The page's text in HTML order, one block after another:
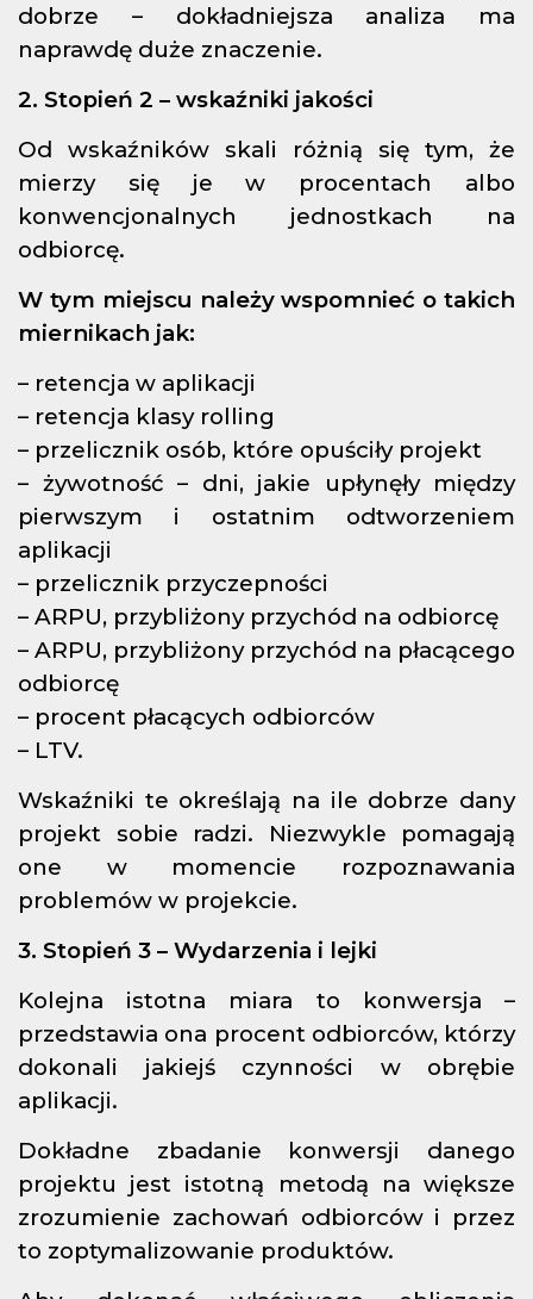
dobrze – dokładniejsza analiza ma
naprawdę duże znaczenie.
2. Stopień 2 – wskaźniki jakości
Od wskaźników skali różnią się tym, że
mierzy się je w procentach albo
konwencjonalnych jednostkach na
odbiorcę.
W tym miejscu należy wspomnieć o takich
miernikach jak:
– retencja w aplikacji
– retencja klasy rolling
– przelicznik osób, które opuściły projekt
– żywotność – dni, jakie upłynęły między
pierwszym i ostatnim odtworzeniem
aplikacji
– przelicznik przyczepności
– ARPU, przybliżony przychód na odbiorcę
– ARPU, przybliżony przychód na płacącego
odbiorcę
– procent płacących odbiorców
– LTV.
Wskaźniki te określają na ile dobrze dany
projekt sobie radzi. Niezwykle pomagają
one w momencie rozpoznawania
problemów w projekcie.
3. Stopień 3 – Wydarzenia i lejki
Kolejna istotna miara to konwersja –
przedstawia ona procent odbiorców, którzy
dokonali jakiejś czynności w obrębie
aplikacji.
Dokładne zbadanie konwersji danego
projektu jest istotną metodą na większe
zrozumienie zachowań odbiorców i przez
to zoptymalizowanie produktów.